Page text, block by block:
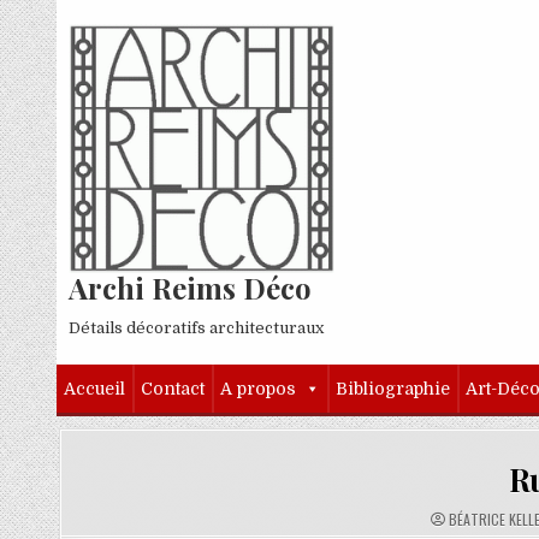
Skip to content
Archi Reims Déco
Détails décoratifs architecturaux
Accueil Contact A propos Bibliographie Art-Déco
AUTHOR:
BÉATRICE